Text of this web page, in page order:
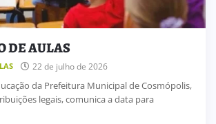
DE AULAS
22 de julho de 2026
da Prefeitura Municipal de Cosmópolis,
legais, comunica a data para